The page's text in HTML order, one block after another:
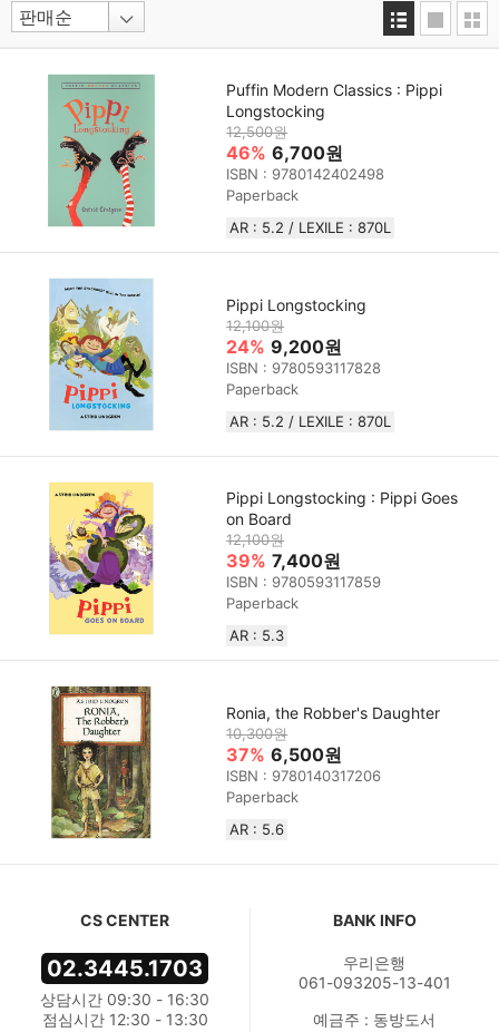
Puffin Modern Classics : Pippi
Longstocking
12,500원
46% 6,700원
ISBN : 9780142402498
Paperback
AR : 5.2 / LEXILE : 870L
Pippi Longstocking
12,100원
24% 9,200원
ISBN : 9780593117828
Paperback
AR : 5.2 / LEXILE : 870L
Pippi Longstocking : Pippi Goes
on Board
12,100원
39% 7,400원
ISBN : 9780593117859
Paperback
AR : 5.3
Ronia, the Robber's Daughter
10,300원
37% 6,500원
ISBN : 9780140317206
Paperback
AR : 5.6
CS CENTER
02.3445.1703
상담시간 09:30 - 16:30
점심시간 12:30 - 13:30
BANK INFO
우리은행
061-093205-13-401
예금주 : 동방도서